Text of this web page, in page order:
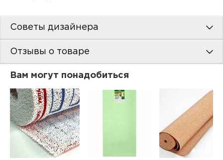
Советы дизайнера
Отзывы о товаре
Вам могут понадобиться